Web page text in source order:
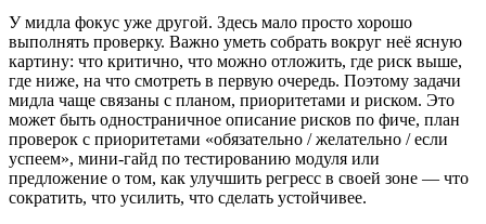
У мидла фокус уже другой. Здесь мало просто хорошо
выполнять проверку. Важно уметь собрать вокруг неё ясную
картину: что критично, что можно отложить, где риск выше,
где ниже, на что смотреть в первую очередь. Поэтому задачи
мидла чаще связаны с планом, приоритетами и риском. Это
может быть одностраничное описание рисков по фиче, план
проверок с приоритетами «обязательно / желательно / если
успеем», мини-гайд по тестированию модуля или
предложение о том, как улучшить регресс в своей зоне — что
сократить, что усилить, что сделать устойчивее.